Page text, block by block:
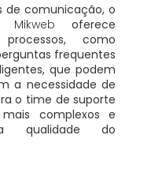
de comunicação, o
oferece
como
frequentes
que podem
a necessidade de
o time de suporte
complexos e
qualidade do